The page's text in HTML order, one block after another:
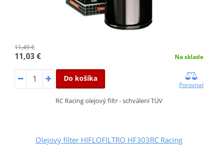
11,49 €
11,03 € Na sklade
Do košíka
Porovnať
RC Racing olejový filtr - schválení TÜV
Olejový filter HIFLOFILTRO HF303RC Racing